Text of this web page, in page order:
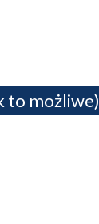
to możliwe)